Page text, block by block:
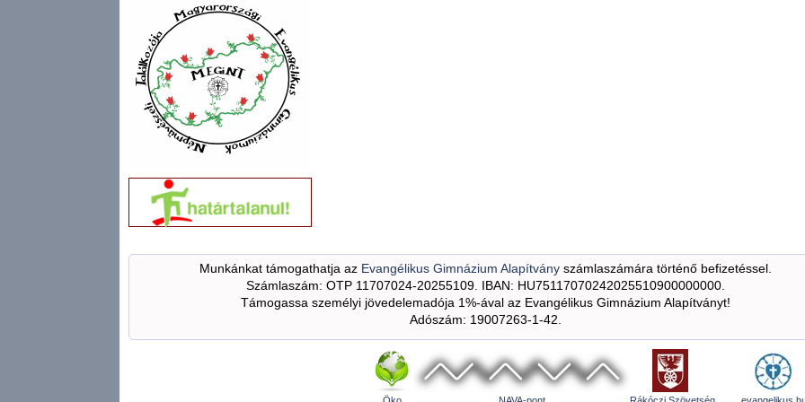
Munkánkat támogathatja az Evangélikus Gimnázium Alapítványszámlaszámára történő befizetéssel.
Számlaszám: OTP 11707024-20255109. IBAN: HU75117070242025510900000000.
Támogassa személyi jövedelemadója 1%-ával az Evangélikus Gimnázium Alapítványt!
Adószám: 19007263-1-42.